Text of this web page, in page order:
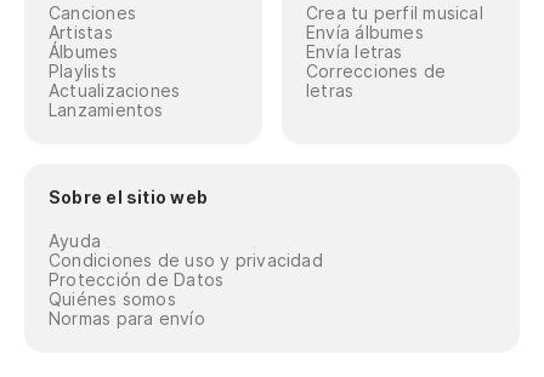
Canciones
Artistas
Álbumes
Playlists
Actualizaciones
Lanzamientos
Crea tu perfil musical
Envía álbumes
Envía letras
Correcciones de
letras
Sobre el sitio web
Ayuda
Condiciones de uso y privacidad
Protección de Datos
Quiénes somos
Normas para envío